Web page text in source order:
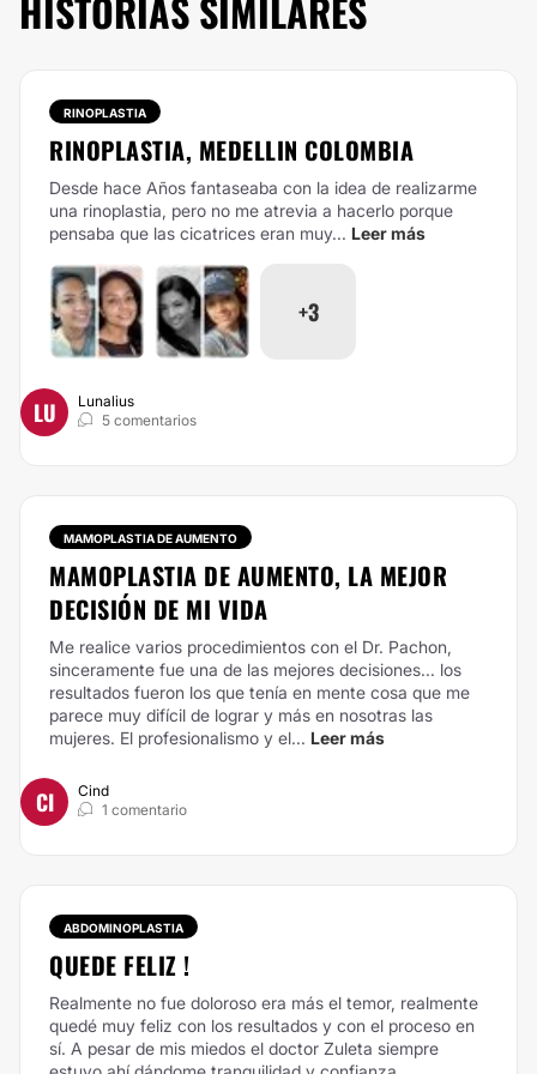
HISTORIAS SIMILARES
RINOPLASTIA
RINOPLASTIA, MEDELLIN COLOMBIA
Desde hace Años fantaseaba con la idea de realizarme
una rinoplastia, pero no me atrevia a hacerlo porque
pensaba que las cicatrices eran muy... Leer más
+3
LU
Lunalius
5 comentarios
MAMOPLASTIA DE AUMENTO
MAMOPLASTIA DE AUMENTO, LA MEJOR
DECISIÓN DE MI VIDA
Me realice varios procedimientos con el Dr. Pachon,
sinceramente fue una de las mejores decisiones... los
resultados fueron los que tenía en mente cosa que me
parece muy difícil de lograr y más en nosotras las
mujeres. El profesionalismo y el... Leer más
CI
Cind
1 comentario
ABDOMINOPLASTIA
QUEDE FELIZ !
Realmente no fue doloroso era más el temor, realmente
quedé muy feliz con los resultados y con el proceso en
sí. A pesar de mis miedos el doctor Zuleta siempre